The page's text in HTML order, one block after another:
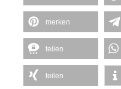
merken
teilen
teilen